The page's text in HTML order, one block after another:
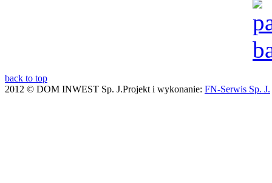
back to top
2012 © DOM INWEST Sp. J.Projekt i wykonanie: FN-Serwis Sp. J.